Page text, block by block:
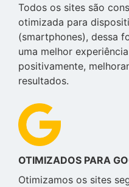
Todos os sites são
otimizada para
(smartphones), dessa
uma melhor
positivamente,
resultados.
OTIMIZADOS PARA
Otimizamos os sites